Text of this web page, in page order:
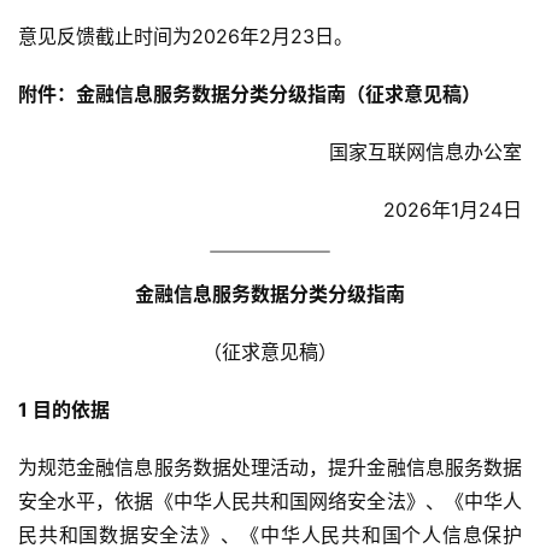
意见反馈截止时间为2026年2月23日。
附件：金融信息服务数据分类分级指南（征求意见稿）
国家互联网信息办公室
2026年1月24日
金融信息服务数据分类分级指南
（征求意见稿）
1 目的依据
为规范金融信息服务数据处理活动，提升金融信息服务数据
安全水平，依据《中华人民共和国网络安全法》、《中华人
民共和国数据安全法》、《中华人民共和国个人信息保护